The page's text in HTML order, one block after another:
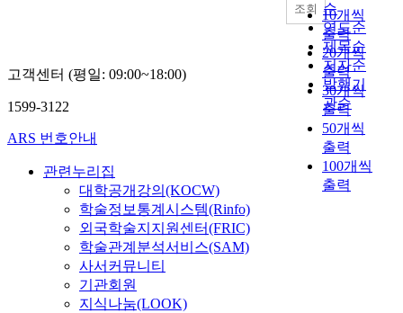
순
연도순
제목순
저자순
발행기
관순
10개씩
출력
20개씩
출력
30개씩
출력
50개씩
출력
100개씩
출력
조회
고객센터 (평일: 09:00~18:00)
1599-3122
ARS 번호안내
관련누리집
대학공개강의(KOCW)
학술정보통계시스템(Rinfo)
외국학술지지원센터(FRIC)
학술관계분석서비스(SAM)
사서커뮤니티
기관회원
지식나눔(LOOK)